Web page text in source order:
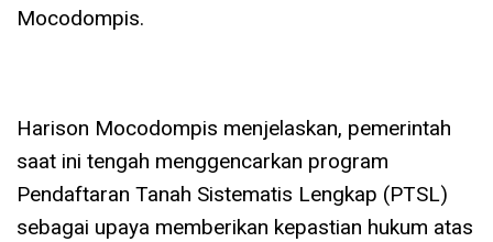
Mocodompis.
Harison Mocodompis menjelaskan, pemerintah
saat ini tengah menggencarkan program
Pendaftaran Tanah Sistematis Lengkap (PTSL)
sebagai upaya memberikan kepastian hukum atas